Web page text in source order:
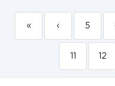
« ‹ 5
11 12